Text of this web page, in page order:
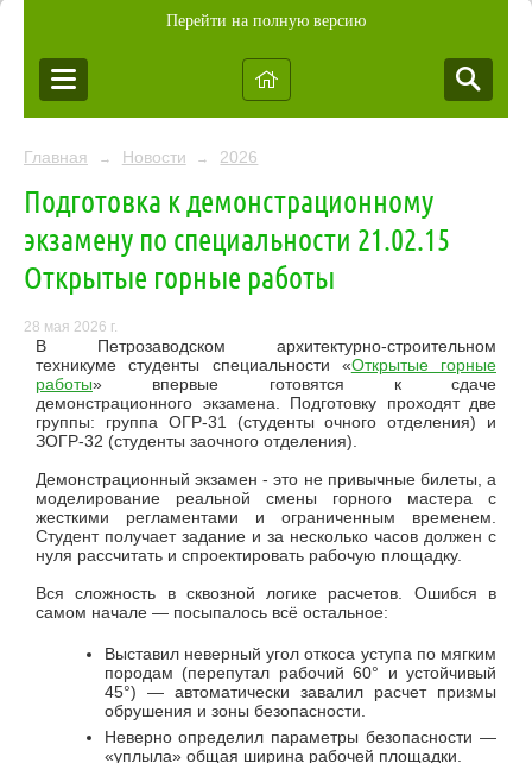
Перейти на полную версию
Главная → Новости → 2026
Подготовка к демонстрационному
экзамену по специальности 21.02.15
Открытые горные работы
28 мая 2026 г.
В Петрозаводском архитектурно-строительном
техникуме студенты специальности «Открытые горные
работы» впервые готовятся к сдаче
демонстрационного экзамена. Подготовку проходят две
группы: группа ОГР-31 (студенты очного отделения) и
ЗОГР-32 (студенты заочного отделения).
Демонстрационный экзамен - это не привычные билеты, а
моделирование реальной смены горного мастера с
жесткими регламентами и ограниченным временем.
Студент получает задание и за несколько часов должен с
нуля рассчитать и спроектировать рабочую площадку.
Вся сложность в сквозной логике расчетов. Ошибся в
самом начале — посыпалось всё остальное:
Выставил неверный угол откоса уступа по мягким
породам (перепутал рабочий 60° и устойчивый
45°) — автоматически завалил расчет призмы
обрушения и зоны безопасности.
Неверно определил параметры безопасности —
«уплыла» общая ширина рабочей площадки.